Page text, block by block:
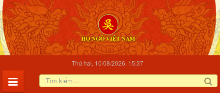
Thứ hai, 10/08/2026, 15:37